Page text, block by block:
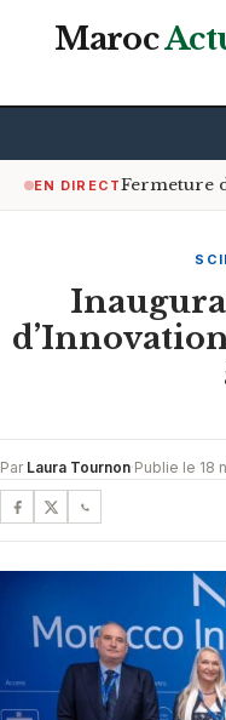
Maroc
EN DIRECT
Par Laura Tournon·Publie le 18